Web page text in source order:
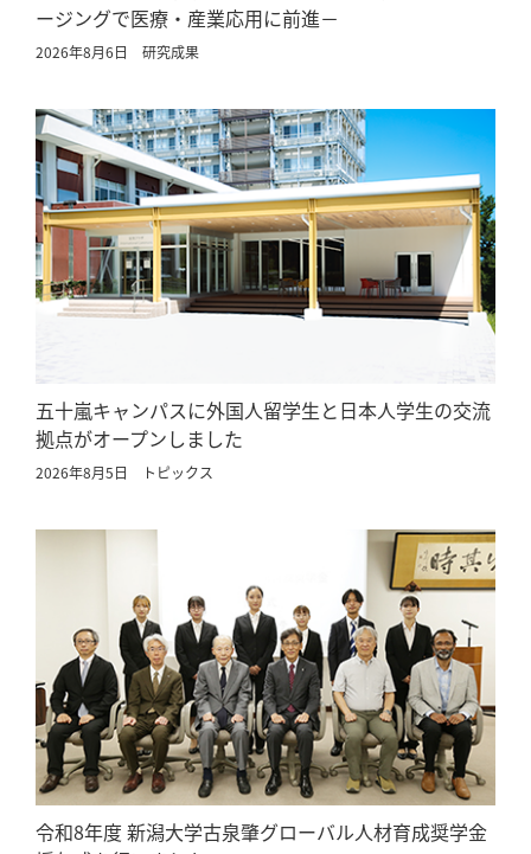
ージングで医療・産業応用に前進－
2026年8月6日 研究成果
五十嵐キャンパスに外国人留学生と日本人学生の交流
拠点がオープンしました
2026年8月5日 トピックス
令和8年度 新潟大学古泉肇グローバル人材育成奨学金